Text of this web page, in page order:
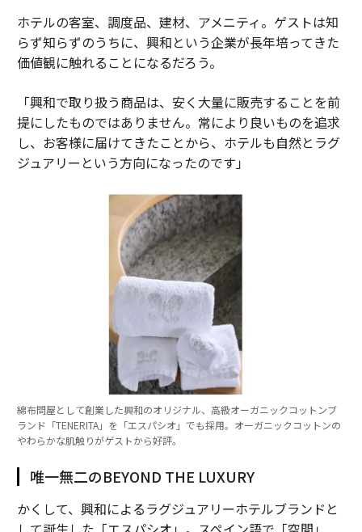
ホテルの客室、調度品、建材、アメニティ。ゲストは知
らず知らずのうちに、興和という企業が長年培ってきた
価値観に触れることになるだろう。
「興和で取り扱う商品は、安く大量に販売することを前
提にしたものではありません。常により良いものを追求
し、お客様に届けてきたことから、ホテルも自然とラグ
ジュアリーという方向になったのです」
綿布問屋として創業した興和のオリジナル、高級オーガニックコットンブ
ランド「TENERITA」を「エスパシオ」でも採用。オーガニックコットンの
やわらかな肌触りがゲストから好評。
唯一無二のBEYOND THE LUXURY
かくして、興和によるラグジュアリーホテルブランドと